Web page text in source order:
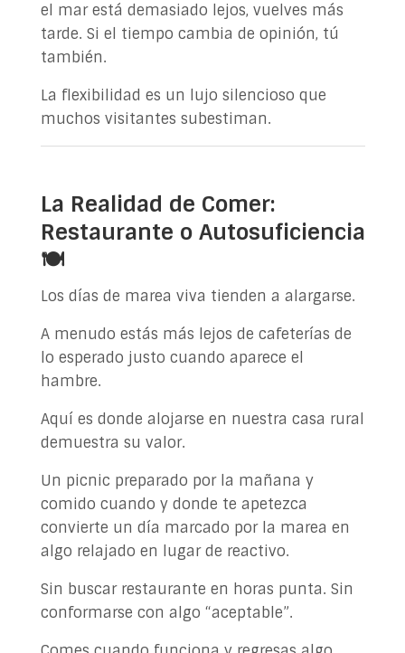
el mar está demasiado lejos, vuelves más
tarde. Si el tiempo cambia de opinión, tú
también.
La flexibilidad es un lujo silencioso que
muchos visitantes subestiman.
La Realidad de Comer:
Restaurante o Autosuficiencia
🍽️
Los días de marea viva tienden a alargarse.
A menudo estás más lejos de cafeterías de
lo esperado justo cuando aparece el
hambre.
Aquí es donde alojarse en nuestra casa rural
demuestra su valor.
Un picnic preparado por la mañana y
comido cuando y donde te apetezca
convierte un día marcado por la marea en
algo relajado en lugar de reactivo.
Sin buscar restaurante en horas punta. Sin
conformarse con algo “aceptable”.